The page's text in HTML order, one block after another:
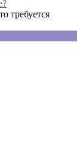
требуется